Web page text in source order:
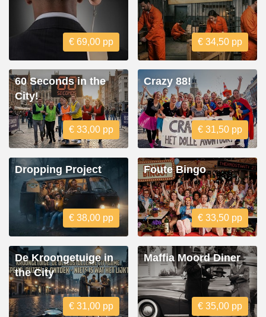
€ 69,00 pp € 34,50 pp
60 Seconds in the
City!
€ 33,00 pp
Crazy 88!
€ 31,50 pp
Dropping Project
€ 38,00 pp
Foute Bingo
€ 33,50 pp
De Kroongetuige in
the City
€ 31,00 pp
Maffia Moord Diner
€ 35,00 pp